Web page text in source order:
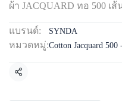
ผ้า JACQUARD ทอ 500 เส้
แบรนด์: SYNDA
หมวดหมู่:Cotton Jacquard
แชร์